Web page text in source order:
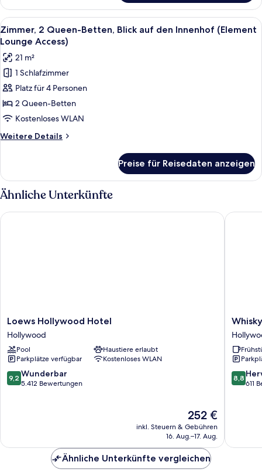
2 Queen-
Betten,
Blick
auf
Innenhof
Alle
Fotos
für
Zimmer,
2 Queen-
Betten,
Blick
auf
den
Innenhof
Lounge
Access)
anzeigen
Ein modernes Schlafzimmer mit
23
Zimmer, 2 Queen-Betten, Blick auf den Innenhof (Element
Lounge Access)
21 m²
1 Schlafzimmer
Platz für 4 Personen
2 Queen-Betten
Kostenloses WLAN
Weitere Details
Weitere
2 Queen-
Betten,
Blick
den
Preise für Reisedaten anzeigen
Ähnliche Unterkünfte
Loews
Hollywood
Hotel
Hollywood
Loews Hollywood Hotel
Hollywood
Pool
Haustiere erlaubt
Parkplätze verfügbar
Kostenloses WLAN
9.2
von
9,2 Wunderbar
5.412 Bewertungen
Der
Preis
beträgt
252 €
inkl. Steuern & Gebühren
16. Aug.–17. Aug.
Loews Hollywood Hotel
Whisky
Hotel
8.8
von
8,8
611
Whisky
Ähnliche Unterkünfte vergleichen